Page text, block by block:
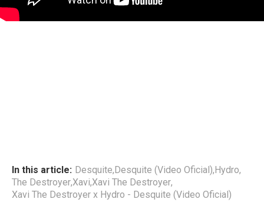
In this article: Desquite,Desquite (Video Oficial),Hydro,
The Destroyer,Xavi,Xavi The Destroyer,
Xavi The Destroyer x Hydro - Desquite (Video Oficial)